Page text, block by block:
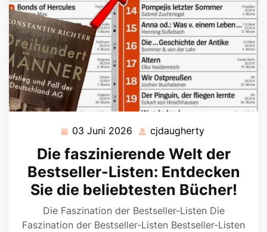
03 Juni 2026 03
2026
cjdaugherty
Die faszinierende Welt der
Bestseller-Listen: Entdecken
Sie die beliebtesten Bücher!
Die Faszination der Bestseller-Listen Die
Faszination der Bestseller-Listen Bestseller-Listen